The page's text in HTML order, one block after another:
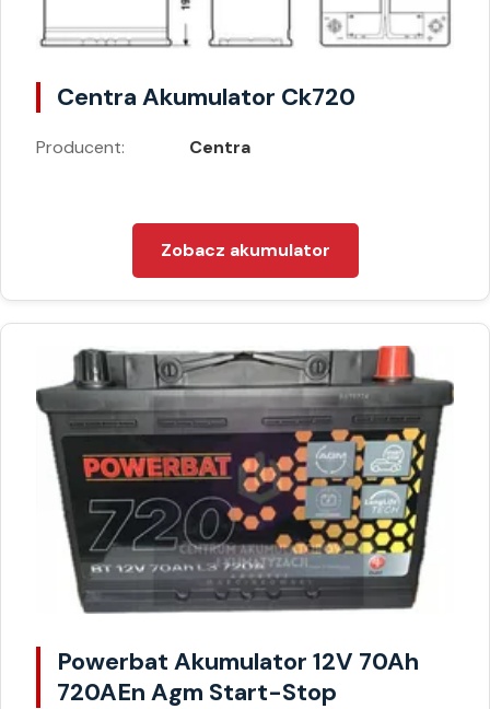
Centra Akumulator Ck720
Producent: Centra
Zobacz akumulator
Powerbat Akumulator 12V 70Ah
720AEn Agm Start-Stop